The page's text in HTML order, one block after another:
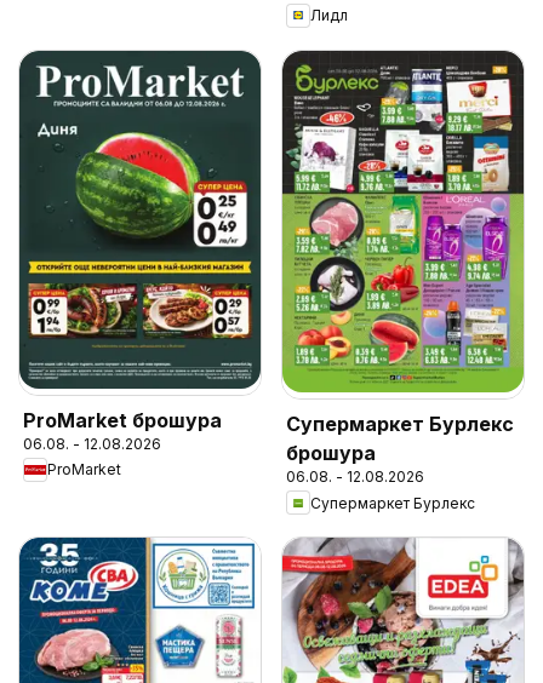
Лидл
ProMarket брошура
06.08. - 12.08.2026
ProMarket
Супермаркет Бурлекс
брошура
06.08. - 12.08.2026
Супермаркет Бурлекс